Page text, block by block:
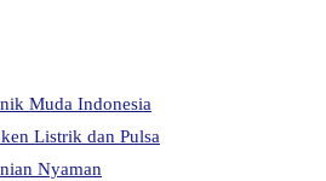
Muda Indonesia
Listrik dan Pulsa
Nyaman